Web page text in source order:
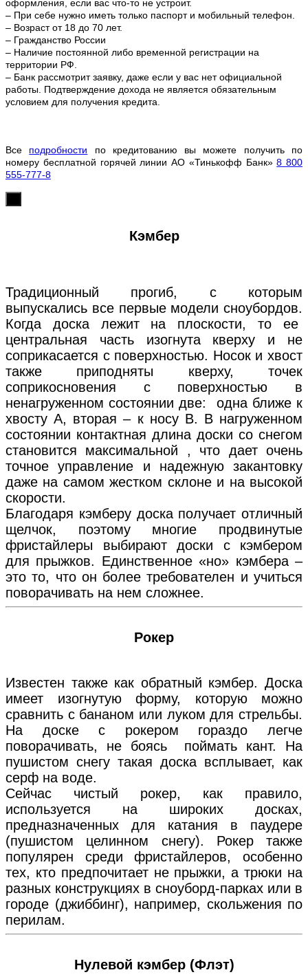
оформления, если вас что-то не устроит.
– При себе нужно иметь только паспорт и мобильный телефон.
– Возраст от 18 до 70 лет.
– Гражданство России
– Наличие постоянной либо временной регистрации на
территории РФ.
– Банк рассмотрит заявку, даже если у вас нет официальной
работы. Подтверждение дохода не является обязательным
условием для получения кредита.
Все подробности по кредитованию вы можете получить по
номеру бесплатной горячей линии АО «Тинькофф Банк»8 800
555-777-8
Кэмбер
Традиционный прогиб, с которым
выпускались все первые модели сноубордов.
Когда доска лежит на плоскости, то ее
центральная часть изогнута кверху и не
соприкасается с поверхностью. Носок и хвост
также приподняты кверху, точек
соприкосновения с поверхностью в
ненагруженном состоянии две: одна ближе к
хвосту А, вторая – к носу В. В нагруженном
состоянии контактная длина доски со снегом
становится максимальной , что дает очень
точное управление и надежную закантовку
даже на самом жестком склоне и на высокой
скорости.
Благодаря кэмберу доска получает отличный
щелчок, поэтому многие продвинутые
фристайлеры выбирают доски с кэмбером
для прыжков. Единственное «но» кэмбера –
это то, что он более требователен и учиться
поворачивать на нем сложнее.
Рокер
Известен также как обратный кэмбер. Доска
имеет изогнутую форму, которую можно
сравнить с бананом или луком для стрельбы.
На доске с рокером гораздо легче
поворачивать, не боясь поймать кант. На
пушистом снегу такая доска всплывает, как
серф на воде.
Сейчас чистый рокер, как правило,
используется на широких досках,
предназначенных для катания в паудере
(пушистом целинном снегу). Рокер также
популярен среди фристайлеров, особенно
тех, кто предпочитает не прыжки, а трюки на
разных конструкциях в сноуборд-парках или в
городе (джиббинг), например, скольжения по
перилам.
Нулевой кэмбер (Флэт)